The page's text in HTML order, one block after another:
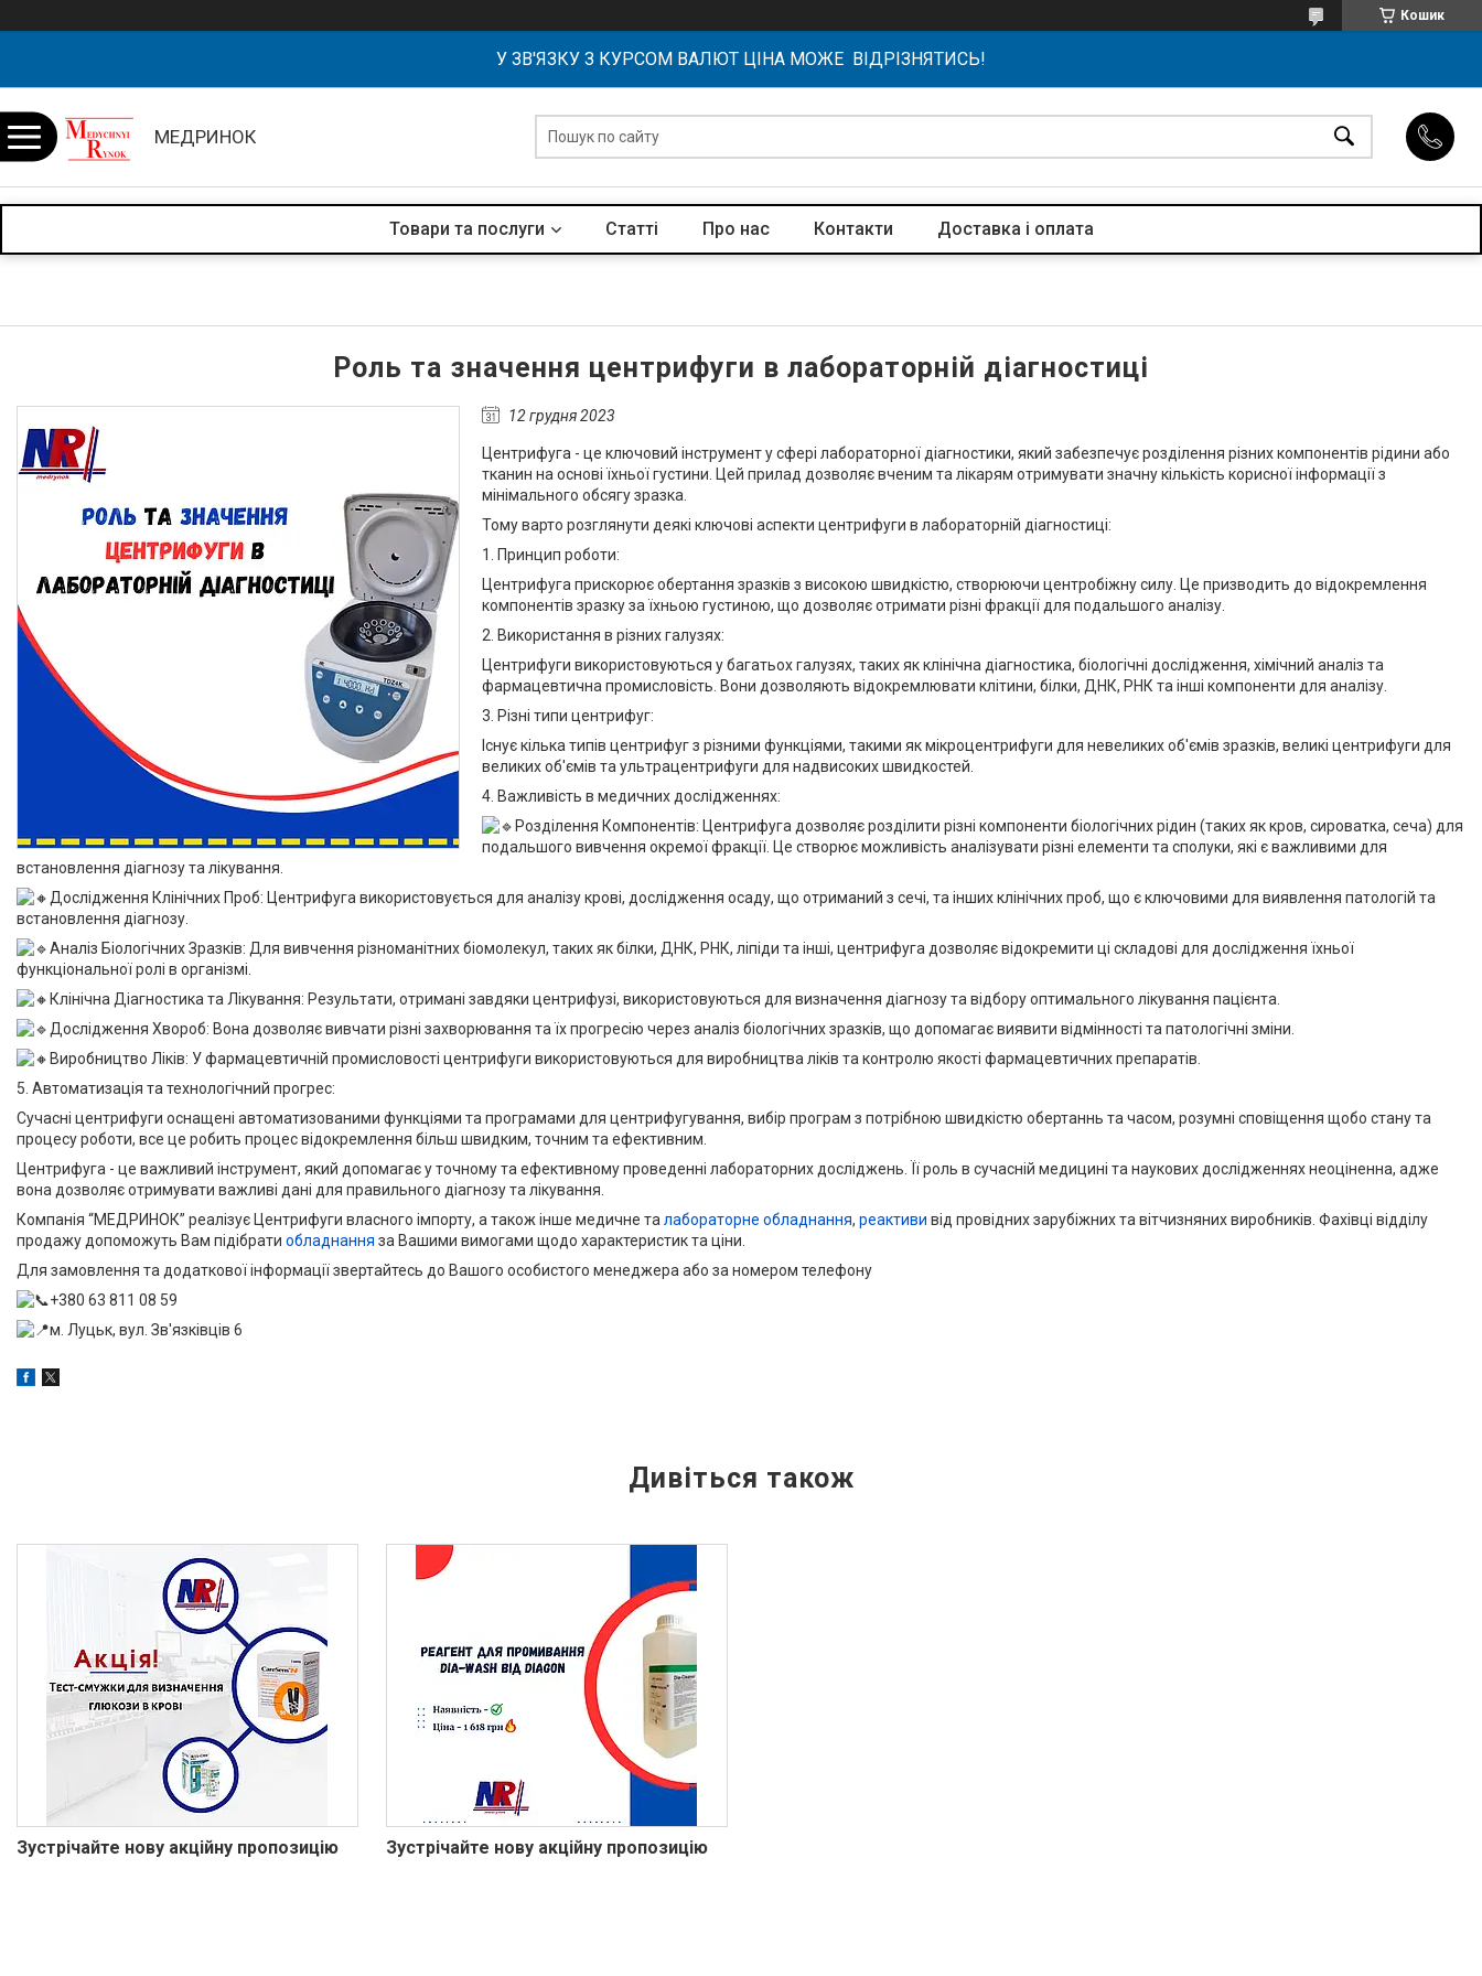
Кошик
У ЗВ'ЯЗКУ З КУРСОМ ВАЛЮТ ЦІНА МОЖЕ ВІДРІЗНЯТИСЬ!
МЕДРИНОК
Товари та послуги Статті Про нас Контакти Доставка і оплата
Роль та значення центрифуги в лабораторній діагностиці
12 грудня 2023
Центрифуга - це ключовий інструмент у сфері лабораторної діагностики, який забезпечує розділення різних компонентів рідини або
тканин на основі їхньої густини. Цей прилад дозволяє вченим та лікарям отримувати значну кількість корисної інформації з
мінімального обсягу зразка.
Тому варто розглянути деякі ключові аспекти центрифуги в лабораторній діагностиці:
1. Принцип роботи:
Центрифуга прискорює обертання зразків з високою швидкістю, створюючи центробіжну силу. Це призводить до відокремлення
компонентів зразку за їхньою густиною, що дозволяє отримати різні фракції для подальшого аналізу.
2. Використання в різних галузях:
Центрифуги використовуються у багатьох галузях, таких як клінічна діагностика, біологічні дослідження, хімічний аналіз та
фармацевтична промисловість. Вони дозволяють відокремлювати клітини, білки, ДНК, РНК та інші компоненти для аналізу.
3. Різні типи центрифуг:
Існує кілька типів центрифуг з різними функціями, такими як мікроцентрифуги для невеликих об'ємів зразків, великі центрифуги для
великих об'ємів та ультрацентрифуги для надвисоких швидкостей.
4. Важливість в медичних дослідженнях:
Розділення Компонентів: Центрифуга дозволяє розділити різні компоненти біологічних рідин (таких як кров, сироватка, сеча) для
подальшого вивчення окремої фракції. Це створює можливість аналізувати різні елементи та сполуки, які є важливими для
встановлення діагнозу та лікування.
Дослідження Клінічних Проб: Центрифуга використовується для аналізу крові, дослідження осаду, що отриманий з сечі, та інших клінічних проб, що є ключовими для виявлення патологій та
встановлення діагнозу.
Аналіз Біологічних Зразків: Для вивчення різноманітних біомолекул, таких як білки, ДНК, РНК, ліпіди та інші, центрифуга дозволяє відокремити ці складові для дослідження їхньої
функціональної ролі в організмі.
Клінічна Діагностика та Лікування: Результати, отримані завдяки центрифузі, використовуються для визначення діагнозу та відбору оптимального лікування пацієнта.
Дослідження Хвороб: Вона дозволяє вивчати різні захворювання та їх прогресію через аналіз біологічних зразків, що допомагає виявити відмінності та патологічні зміни.
Виробництво Ліків: У фармацевтичній промисловості центрифуги використовуються для виробництва ліків та контролю якості фармацевтичних препаратів.
5. Автоматизація та технологічний прогрес:
Сучасні центрифуги оснащені автоматизованими функціями та програмами для центрифугування, вибір програм з потрібною швидкістю обертаннь та часом, розумні сповіщення щобо стану та
процесу роботи, все це робить процес відокремлення більш швидким, точним та ефективним.
Центрифуга - це важливий інструмент, який допомагає у точному та ефективному проведенні лабораторних досліджень. Її роль в сучасній медицині та наукових дослідженнях неоціненна, адже
вона дозволяє отримувати важливі дані для правильного діагнозу та лікування.
Компанія “МЕДРИНОК” реалізує Центрифуги власного імпорту, а також інше медичне та лабораторне обладнання, реактиви від провідних зарубіжних та вітчизняних виробників. Фахівці відділу
продажу допоможуть Вам підібрати обладнання за Вашими вимогами щодо характеристик та ціни.
Для замовлення та додаткової інформації звертайтесь до Вашого особистого менеджера або за номером телефону
+380 63 811 08 59
м. Луцьк, вул. Зв'язківців 6
Зустрічайте нову акційну пропозицію Зустрічайте нову акційну пропозицію